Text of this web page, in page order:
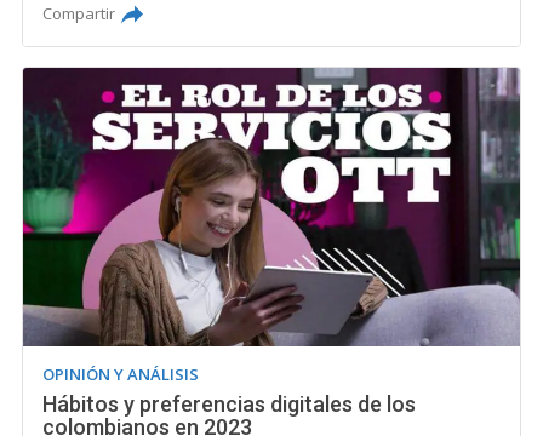
Compartir
OPINIÓN Y ANÁLISIS
Hábitos y preferencias digitales de los
colombianos en 2023